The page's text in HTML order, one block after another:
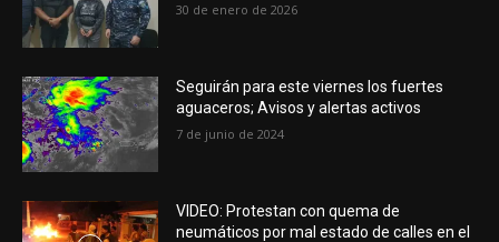
30 de enero de 2026
Seguirán para este viernes los fuertes
aguaceros; Avisos y alertas activos
7 de junio de 2024
VIDEO: Protestan con quema de
neumáticos por mal estado de calles en el